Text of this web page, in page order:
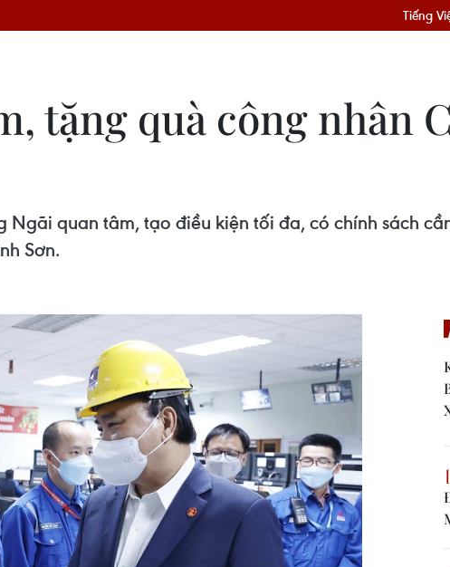
Tiếng
tặng quà công nhân
quan tâm, tạo điều kiện tối đa, có chính sách
Sơn.